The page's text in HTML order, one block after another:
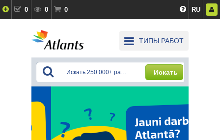
0 0 0 RU
ТИПЫ РАБОТ
Искать